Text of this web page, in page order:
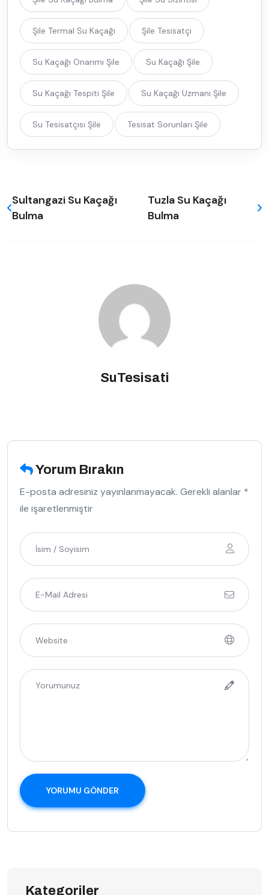
Şile Termal Su Kaçağı Şile Tesisatçı
Su Kaçağı Onarımı Şile Su Kaçağı Şile
Su Kaçağı Tespiti Şile Su Kaçağı Uzmanı Şile
Su Tesisatçısı Şile Tesisat Sorunları Şile
Sultangazi Su Kaçağı
Bulma
Tuzla Su Kaçağı
Bulma
SuTesisati
Yorum Bırakın
E-posta adresiniz yayınlanmayacak. Gerekli alanlar *
ile işaretlenmiştir
YORUMU GÖNDER
Kategoriler